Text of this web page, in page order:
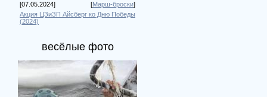
[07.05.2024] [Марш-броски]
Акция ЦЗиЗП Айсберг ко Дню Победы
(2024)
весёлые фото